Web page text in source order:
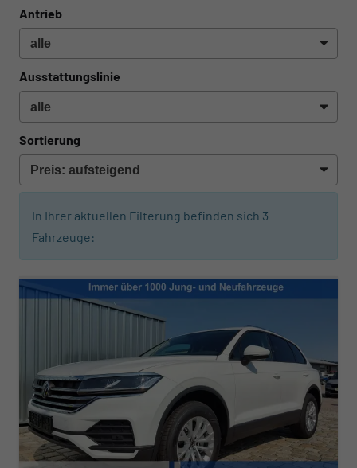
Antrieb
Ausstattungslinie
Sortierung
In Ihrer aktuellen Filterung befinden sich 3
Fahrzeuge: